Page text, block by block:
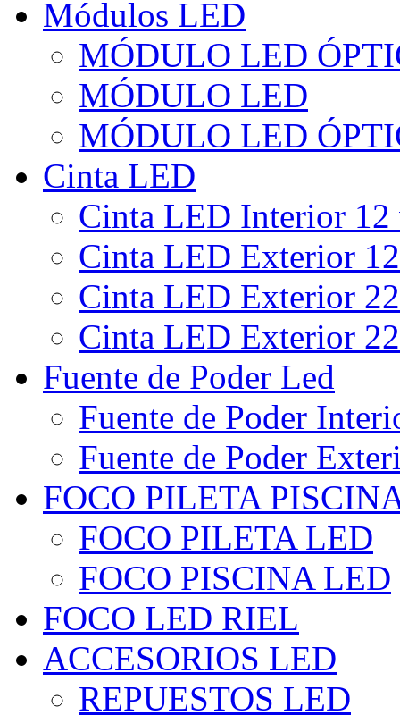
Módulos LED
MÓDULO LED
MÓDULO LED
MÓDULO LED
Cinta LED
Cinta LED Interior
Cinta LED Exterior
Cinta LED Exterior
Cinta LED Exterior
Fuente de Poder Led
Fuente de Poder
Fuente de Poder
FOCO PILETA
FOCO PILETA LED
FOCO PISCINA LED
FOCO LED RIEL
ACCESORIOS LED
REPUESTOS LED